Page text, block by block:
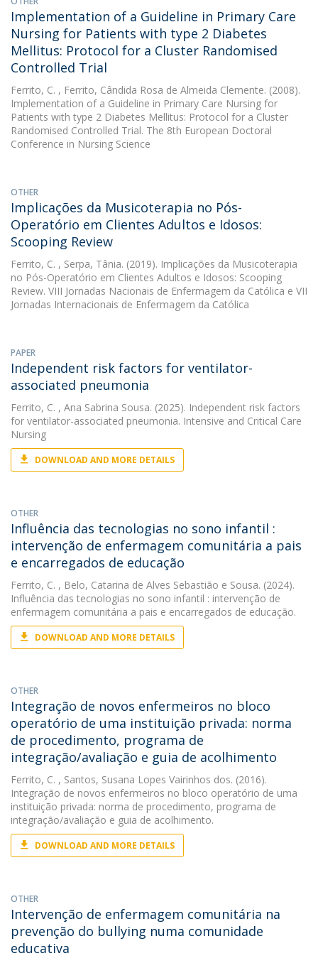
Implementation of a Guideline in Primary Care
Nursing for Patients with type 2 Diabetes
Mellitus: Protocol for a Cluster Randomised
Controlled Trial
Ferrito, C. , Ferrito, Cândida Rosa de Almeida Clemente. (2008).
Implementation of a Guideline in Primary Care Nursing for
Patients with type 2 Diabetes Mellitus: Protocol for a Cluster
Randomised Controlled Trial. The 8th European Doctoral
Conference in Nursing Science
OTHER
Implicações da Musicoterapia no Pós-
Operatório em Clientes Adultos e Idosos:
Scooping Review
Ferrito, C. , Serpa, Tânia. (2019). Implicações da Musicoterapia
no Pós-Operatório em Clientes Adultos e Idosos: Scooping
Review. VIII Jornadas Nacionais de Enfermagem da Católica e VII
Jornadas Internacionais de Enfermagem da Católica
PAPER
Independent risk factors for ventilator-
associated pneumonia
Ferrito, C. , Ana Sabrina Sousa. (2025). Independent risk factors
for ventilator-associated pneumonia. Intensive and Critical Care
Nursing
DOWNLOAD AND MORE DETAILS
OTHER
Influência das tecnologias no sono infantil :
intervenção de enfermagem comunitária a pais
e encarregados de educação
Ferrito, C. , Belo, Catarina de Alves Sebastião e Sousa. (2024).
Influência das tecnologias no sono infantil : intervenção de
enfermagem comunitária a pais e encarregados de educação.
DOWNLOAD AND MORE DETAILS
OTHER
Integração de novos enfermeiros no bloco
operatório de uma instituição privada: norma
de procedimento, programa de
integração/avaliação e guia de acolhimento
Ferrito, C. , Santos, Susana Lopes Vairinhos dos. (2016).
Integração de novos enfermeiros no bloco operatório de uma
instituição privada: norma de procedimento, programa de
integração/avaliação e guia de acolhimento.
DOWNLOAD AND MORE DETAILS
OTHER
Intervenção de enfermagem comunitária na
prevenção do bullying numa comunidade
educativa